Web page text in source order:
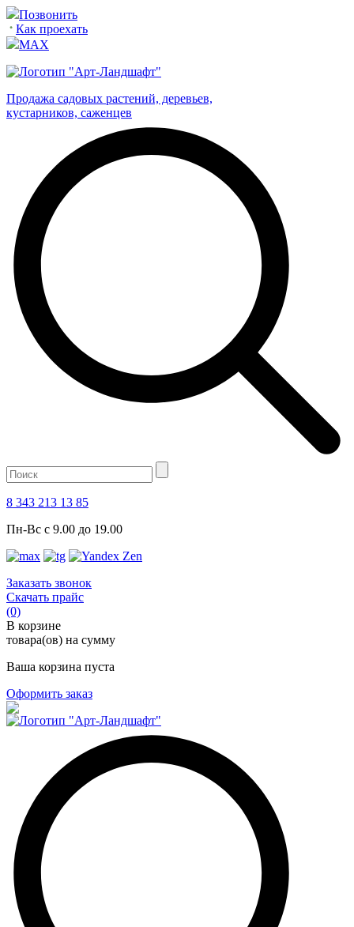
Позвонить
Как проехать
MAX
Продажа садовых растений, деревьев,
кустарников, саженцев
8 343 213 13 85
Пн-Вс с 9.00 до 19.00
Заказать звонок
Скачать прайс
(0)
В корзине
товара(ов) на сумму
Ваша корзина пуста
Оформить заказ